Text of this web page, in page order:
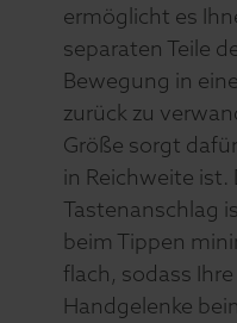
ermöglicht es
separaten Teile
Bewegung in
zurück zu
Größe sorgt
in Reichweite ist.
Tastenanschlag
beim Tippen
flach, sodass
Handgelenke